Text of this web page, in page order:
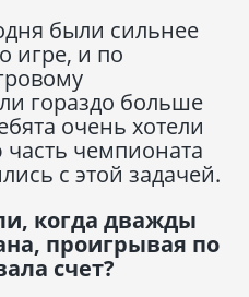
были сильнее
игре, и по
гораздо больше
очень хотели
чемпионата
с этой задачей.
когда дважды
проигрывая по
счет?